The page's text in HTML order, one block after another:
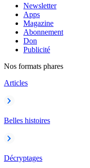
Newsletter
Apps
Magazine
Abonnement
Don
Publicité
Nos formats phares
Articles
Belles histoires
Décryptages